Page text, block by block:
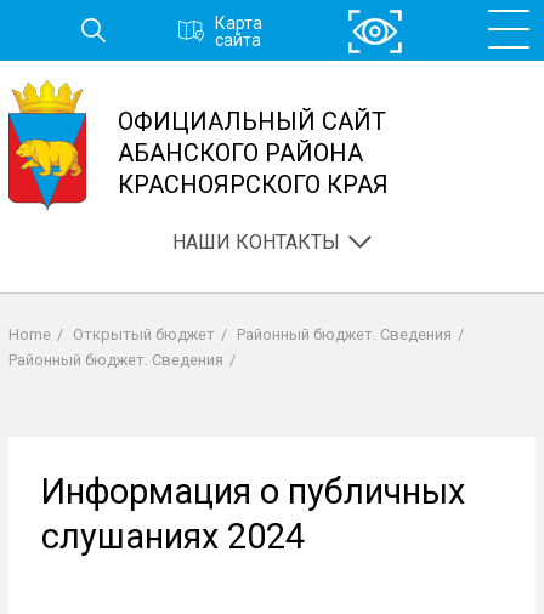
основному
содержанию
Карта
сайта
ОФИЦИАЛЬНЫЙ САЙТ
АБАНСКОГО РАЙОНА
КРАСНОЯРСКОГО КРАЯ
НАШИ КОНТАКТЫ
Строка
Home / Открытый бюджет / Районный бюджет. Сведения /
Районный бюджет. Сведения /
Информация о публичных
слушаниях 2024